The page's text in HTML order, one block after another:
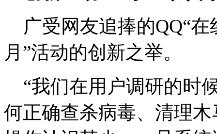
广受网友追捧的QQ“在
月”活动的创新之举。
“我们在用户调研的时
何正确查杀病毒、清理